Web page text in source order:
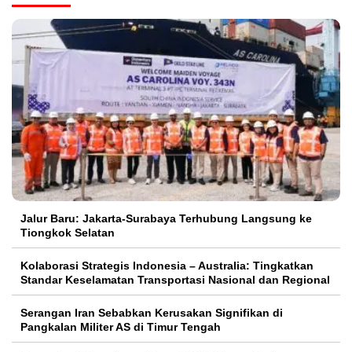
Jalur Baru: Jakarta-Surabaya Terhubung Langsung ke
Tiongkok Selatan
Kolaborasi Strategis Indonesia – Australia: Tingkatkan
Standar Keselamatan Transportasi Nasional dan Regional
Serangan Iran Sebabkan Kerusakan Signifikan di
Pangkalan Militer AS di Timur Tengah